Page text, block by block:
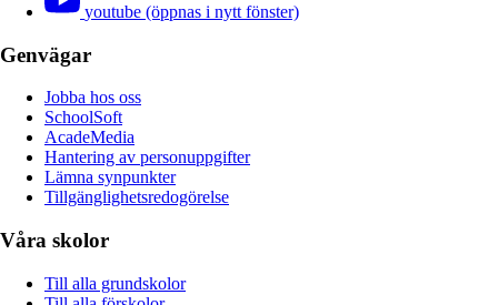
youtube (öppnas i nytt fönster)
Genvägar
Jobba hos oss
SchoolSoft
AcadeMedia
Hantering av personuppgifter
Lämna synpunkter
Tillgänglighetsredogörelse
Våra skolor
Till alla grundskolor